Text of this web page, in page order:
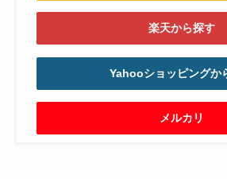
楽天から探す
Yahooショッピングか
メルカリ